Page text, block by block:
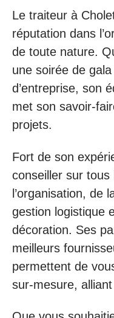
Le traiteur à
réputation dans
de toute nature.
une soirée de
d’entreprise, son
met son savoir-
projets.
Fort de son
conseiller sur
l’organisation, de
gestion logistique
décoration. Ses
meilleurs
permettent de
sur-mesure,